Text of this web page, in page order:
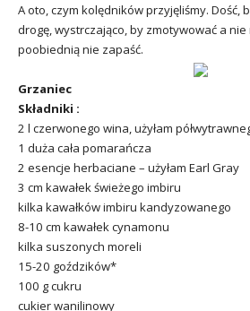
A oto, czym kolędników przyjęliśmy. Dość,
drogę, wystrczająco, by zmotywować a
poobiednią nie zapaść.
Grzaniec
Składniki :
2 l czerwonego wina, użyłam
1 duża cała pomarańcza
2 esencje herbaciane – użyłam Earl Gray
3 cm kawałek świeżego imbiru
kilka kawałków imbiru kandyzowanego
8-10 cm kawałek cynamonu
kilka suszonych moreli
15-20 goździków*
100 g cukru
cukier wanilinowy